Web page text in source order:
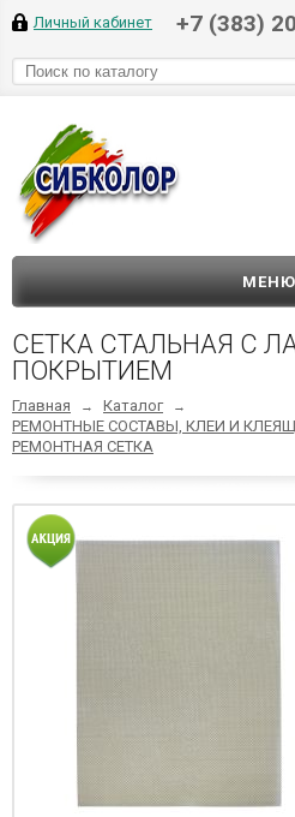
Личный кабинет +7 (383)
МЕНЮ
СЕТКА СТАЛЬНАЯ С
ПОКРЫТИЕМ
Главная → Каталог →
РЕМОНТНЫЕ СОСТАВЫ, КЛЕИ И
РЕМОНТНАЯ СЕТКА